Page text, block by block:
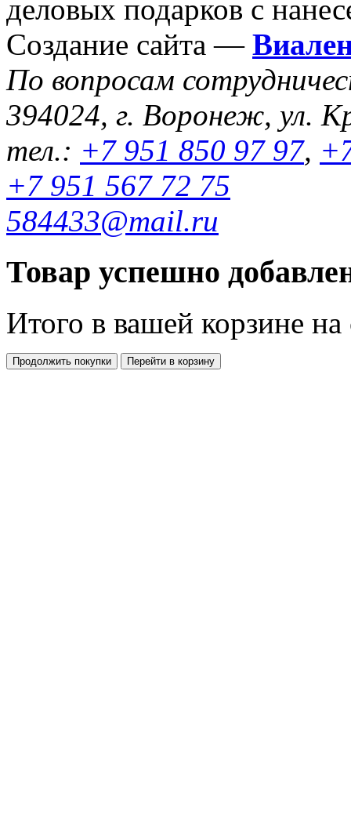
деловых подарков с
Создание сайта —
По вопросам
394024, г. Воронеж, ул.
тел.: +7 951 850 97 97,
+7 951 567 72 75
584433@mail.ru
Товар успешно
Итого в вашей корзине
Продолжить покупки Перейти в корзину